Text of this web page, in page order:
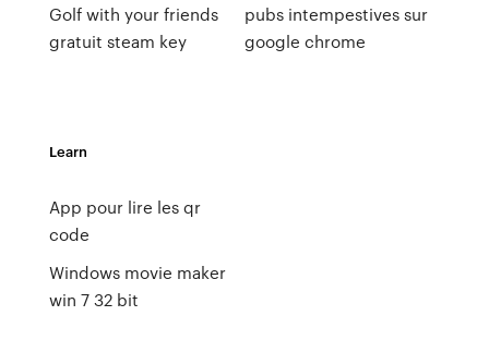
Golf with your friends
gratuit steam key
pubs intempestives sur
google chrome
Learn
App pour lire les qr
code
Windows movie maker
win 7 32 bit